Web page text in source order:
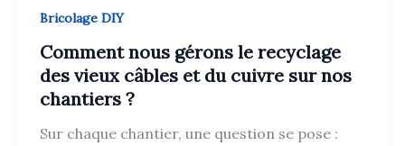
Bricolage DIY
Comment nous gérons le recyclage
des vieux câbles et du cuivre sur nos
chantiers ?
Sur chaque chantier, une question se pose :